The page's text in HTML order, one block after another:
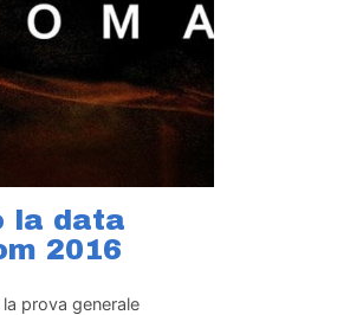
la data
2016
prova generale